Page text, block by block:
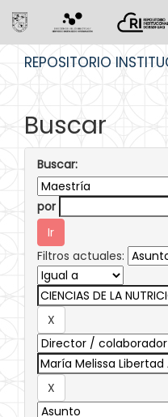
REPOSITORIO
Buscar
Buscar:
por
Filtros actuales: